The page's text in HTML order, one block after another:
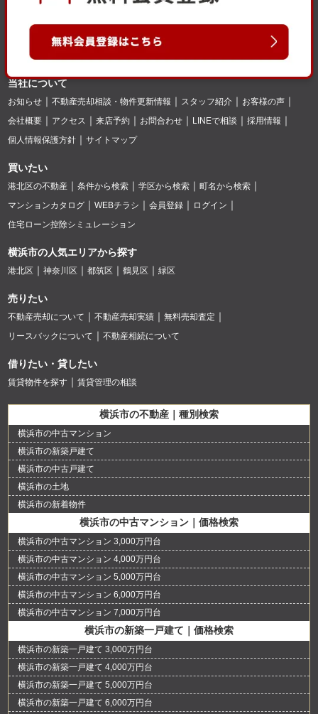
当社について
お知らせ 不動産売却相談・物件更新情報 スタッフ紹介
お客様の声
会社概要
アクセス 来店予約 お問合わせ LINEで相談
採用情報
個人情報保護方針
サイトマップ
買いたい
港北区の不動産 条件から検索 学区から検索
町名から検索
マンションカタログ
WEBチラシ 会員登録
ログイン
住宅ローン控除シミュレーション
横浜市の人気エリアから探す
港北区 神奈川区 都筑区 鶴見区 緑区
売りたい
不動産売却について 不動産売却実績
無料売却査定
リースバックについて
不動産相続について
借りたい・貸したい
賃貸物件を探す 賃貸管理の相談
横浜市の不動産｜種別検索
横浜市の中古マンション
横浜市の新築戸建て
横浜市の中古戸建て
横浜市の土地
横浜市の新着物件
横浜市の中古マンション｜価格検索
横浜市の中古マンション 3,000万円台
横浜市の中古マンション 4,000万円台
横浜市の中古マンション 5,000万円台
横浜市の中古マンション 6,000万円台
横浜市の中古マンション 7,000万円台
横浜市の新築一戸建て｜価格検索
横浜市の新築一戸建て 3,000万円台
横浜市の新築一戸建て 4,000万円台
横浜市の新築一戸建て 5,000万円台
横浜市の新築一戸建て 6,000万円台